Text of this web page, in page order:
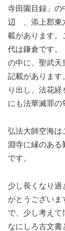
寺田園目録」
辺 、添上郡東
載があります。
代は鎌倉です。
の中に、聖武天
記載があります
り出し、法花
にも法華滅罪の
弘法大師空海は
淵寺に縁のある
です。
少し長くなり過
がとうございま
で、少し考えて
なにしろ古文書